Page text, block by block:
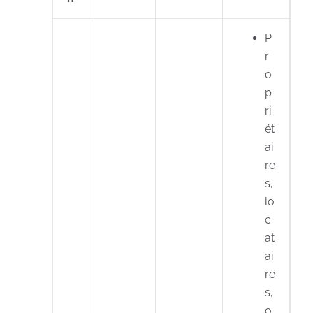
P
r
o
p
ri
ét
ai
re
s,
lo
c
at
ai
re
s,